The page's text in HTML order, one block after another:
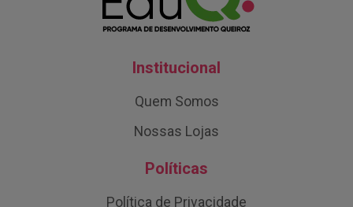
Institucional
Quem Somos
Nossas Lojas
Políticas
Política de Privacidade